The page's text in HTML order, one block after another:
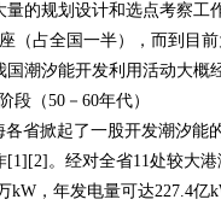
的规划设计和选点考察工
（占全国一半），而到目
潮汐能开发利用活动大概
（50－60年代）
省掀起了一股开发潮汐能
[1][2]。经对全省11处较大
kW，年发电量可达227.4亿